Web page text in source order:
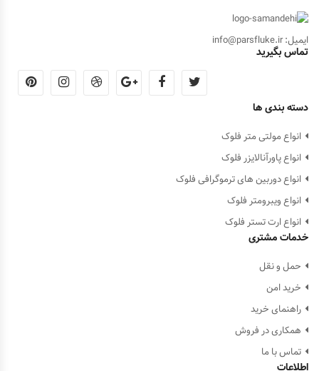
ایمیل: info@parsfluke.ir
تماس بگیرید
دسته بندی ها
انواع مولتی متر فلوک
انواع پاورآنالایزر فلوک
انواع دوربین های ترموگرافی فلوک
انواع ویبرومتر فلوک
انواع ارت تستر فلوک
خدمات مشتری
حمل و نقل
خرید امن
راهنمای خرید
همکاری در فروش
تماس با ما
اطلاعات